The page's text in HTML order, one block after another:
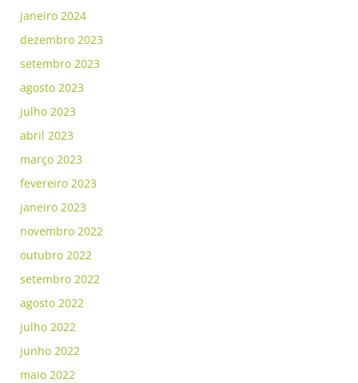
janeiro 2024
dezembro 2023
setembro 2023
agosto 2023
julho 2023
abril 2023
março 2023
fevereiro 2023
janeiro 2023
novembro 2022
outubro 2022
setembro 2022
agosto 2022
julho 2022
junho 2022
maio 2022